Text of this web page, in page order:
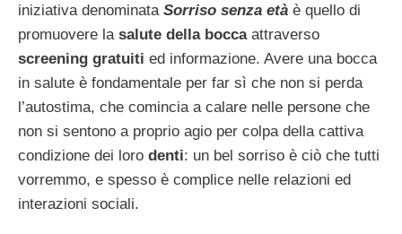
iniziativa denominata Sorriso senza età è quello di
promuovere la salute della bocca attraverso
screening gratuiti ed informazione. Avere una bocca
in salute è fondamentale per far sì che non si perda
l’autostima, che comincia a calare nelle persone che
non si sentono a proprio agio per colpa della cattiva
condizione dei loro denti: un bel sorriso è ciò che tutti
vorremmo, e spesso è complice nelle relazioni ed
interazioni sociali.